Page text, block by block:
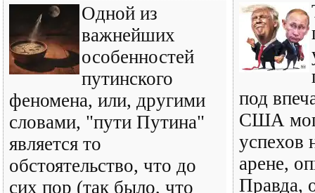
Одной из
важнейших
особенностей
путинского
феномена, или, другими
словами, "пути Путина"
является то
обстоятельство, что до
сих пор (так было, что
под
США
успехов
арене,
Правда,